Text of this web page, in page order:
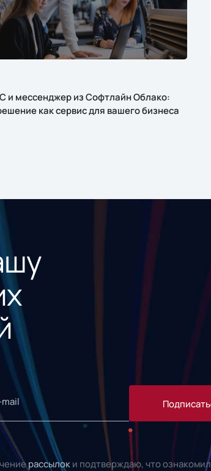
и мессенджер из Софтлайн Облако:
как сервис для вашего бизнеса
рассылок и подтверждаю, что